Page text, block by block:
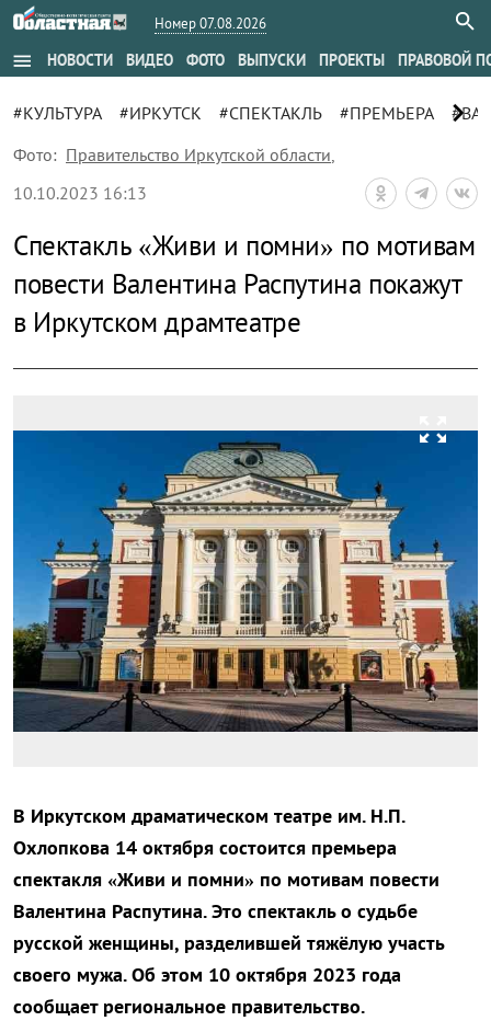
Номер 07.08.2026
menu НОВОСТИ ВИДЕО ФОТО ВЫПУСКИ ПРОЕКТЫ ПРАВОВОЙ
#КУЛЬТУРА #ИРКУТСК #СПЕКТАКЛЬ #ПРЕМЬЕРА chevron_right
Фото: Правительство Иркутской области,
10.10.2023 16:13
Спектакль «Живи и помни» по мотивам
повести Валентина Распутина покажут
в Иркутском драмтеатре
zoom_out_map
В Иркутском драматическом театре им. Н.П.
Охлопкова 14 октября состоится премьера
спектакля «Живи и помни» по мотивам повести
Валентина Распутина. Это спектакль о судьбе
русской женщины, разделившей тяжёлую участь
своего мужа. Об этом 10 октября 2023 года
сообщает региональное правительство.